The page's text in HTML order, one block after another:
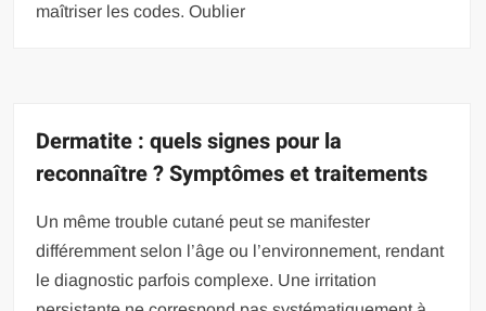
maîtriser les codes. Oublier
Dermatite : quels signes pour la
reconnaître ? Symptômes et traitements
Un même trouble cutané peut se manifester
différemment selon l’âge ou l’environnement, rendant
le diagnostic parfois complexe. Une irritation